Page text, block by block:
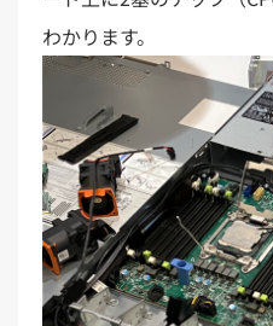
わかります。